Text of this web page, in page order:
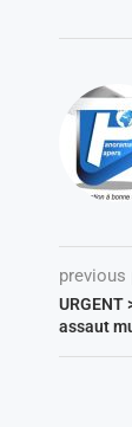
previous
URGENT
assaut